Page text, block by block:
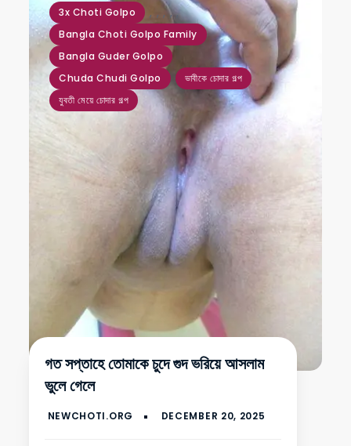
3x Choti Golpo ,
Bangla Choti Golpo Family
,
Bangla Guder Golpo
,
Chuda Chudi Golpo
,
ভাবীকে চোদার গল্প
,
যুবতী মেয়ে চোদার গল্প
গত সপ্তাহে তোমাকে চুদে গুদ ভরিয়ে আসলাম
ভুলে গেলে